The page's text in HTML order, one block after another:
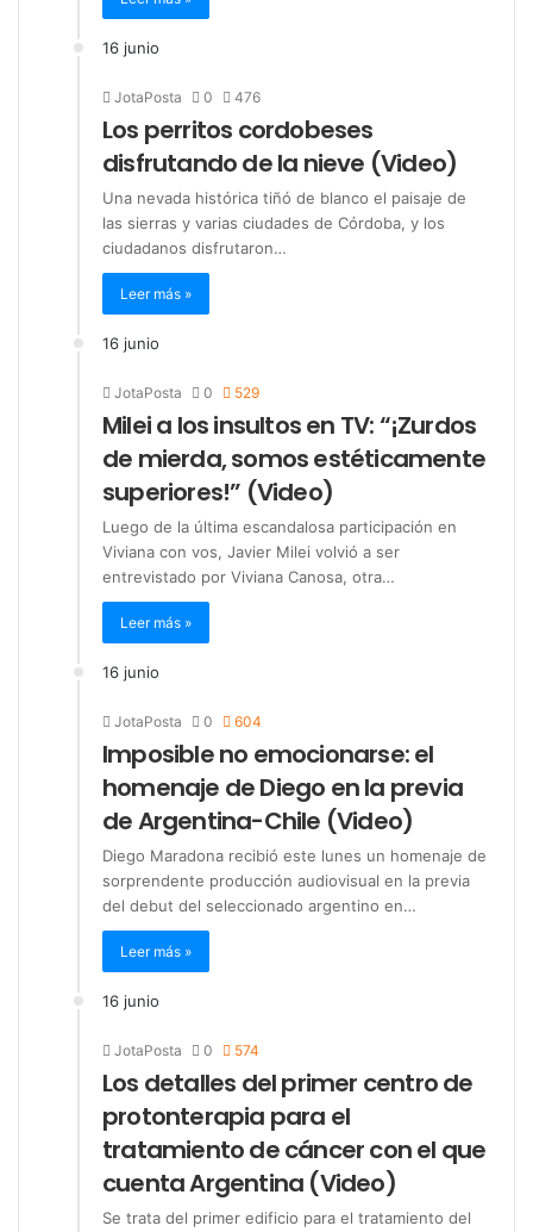
16 junio
JotaPosta 0 476
Los perritos cordobeses
disfrutando de la nieve (Video)
Una nevada histórica tiñó de blanco el paisaje de
las sierras y varias ciudades de Córdoba, y los
ciudadanos disfrutaron…
Leer más »
16 junio
JotaPosta 0 529
Milei a los insultos en TV: “¡Zurdos
de mierda, somos estéticamente
superiores!” (Video)
Luego de la última escandalosa participación en
Viviana con vos, Javier Milei volvió a ser
entrevistado por Viviana Canosa, otra…
Leer más »
16 junio
JotaPosta 0 604
Imposible no emocionarse: el
homenaje de Diego en la previa
de Argentina-Chile (Video)
Diego Maradona recibió este lunes un homenaje de
sorprendente producción audiovisual en la previa
del debut del seleccionado argentino en…
Leer más »
16 junio
JotaPosta 0 574
Los detalles del primer centro de
protonterapia para el
tratamiento de cáncer con el que
cuenta Argentina (Video)
Se trata del primer edificio para el tratamiento del